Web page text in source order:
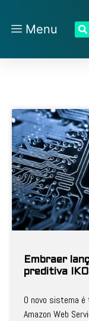
Menu
Embraer
preditiva
O novo sistema
Amazon Web